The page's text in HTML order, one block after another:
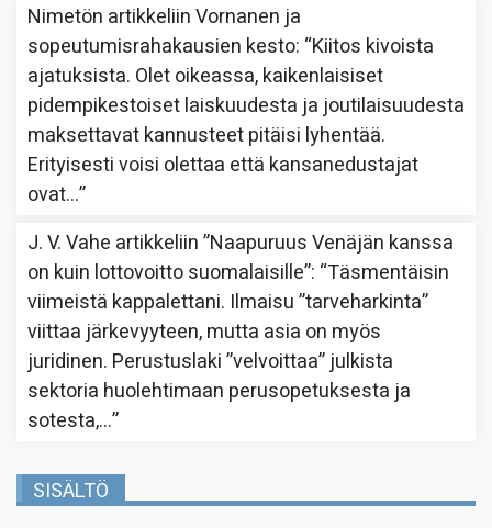
Nimetön artikkeliinVornanen ja
sopeutumisrahakausien kesto: “Kiitos kivoista
ajatuksista. Olet oikeassa, kaikenlaisiset
pidempikestoiset laiskuudesta ja joutilaisuudesta
maksettavat kannusteet pitäisi lyhentää.
Erityisesti voisi olettaa että kansanedustajat
ovat…”
J. V. Vahe artikkeliin”Naapuruus Venäjän kanssa
on kuin lottovoitto suomalaisille”: “Täsmentäisin
viimeistä kappalettani. Ilmaisu ”tarveharkinta”
viittaa järkevyyteen, mutta asia on myös
juridinen. Perustuslaki ”velvoittaa” julkista
sektoria huolehtimaan perusopetuksesta ja
sotesta,…”
SISÄLTÖ